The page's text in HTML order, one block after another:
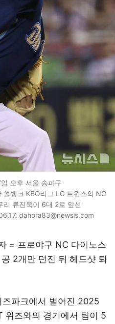
오후 서울 송파구
뱅크 KBO리그 LG 트윈스와 NC
류진욱이 6대 2로 앞선
dahora83@newsis.com
= 프로야구 NC 다이노스
2개만 던진 뒤 헤드샷 퇴
파크에서 벌어진 2025
위즈와의 경기에서 팀이 5